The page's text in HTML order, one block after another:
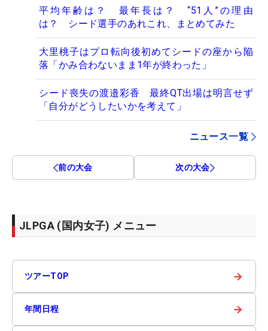
平均年齢は？ 最年長は？ “51人”の理由
は？ シード選手のあれこれ、まとめてみた
大里桃子はプロ転向後初めてシードの座から陥
落「かみ合わないまま1年が終わった」
シード喪失の渡邉彩香 最終QT出場は明言せず
「自分がどうしたいかを考えて」
ニュース一覧
前の大会 次の大会
JLPGA (国内女子) メニュー
ツアーTOP →
年間日程 →